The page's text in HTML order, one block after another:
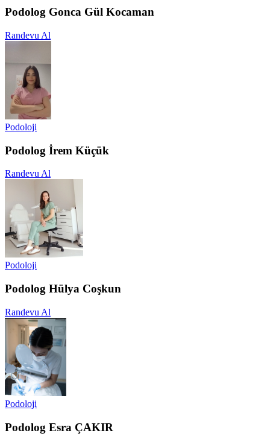
Podolog Gonca Gül Kocaman
Randevu Al
Podoloji
Podolog İrem Küçük
Randevu Al
Podoloji
Podolog Hülya Coşkun
Randevu Al
Podoloji
Podolog Esra ÇAKIR